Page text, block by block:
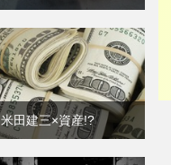
米田建三×資産!?